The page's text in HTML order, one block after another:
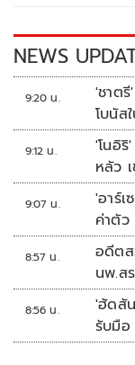
k k
NEWS
9:20 น.
'ชาต
โบนัส
9:12 น.
'โนอิ
หลัว
9:07 น.
'อาร์
ค่าตั
8:57 น.
อดีตส
นพ.ส
8:56 น.
'ฮัดสั
รับมือ